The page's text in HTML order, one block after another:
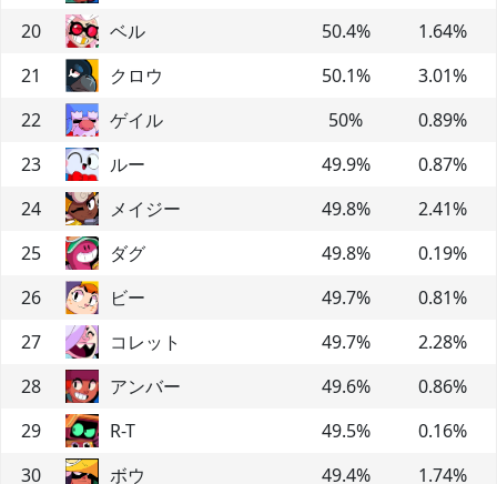
20
ベル 50.4% 1.64%
21
クロウ 50.1% 3.01%
22
ゲイル 50% 0.89%
23
ルー 49.9% 0.87%
24
メイジー 49.8% 2.41%
25
ダグ 49.8% 0.19%
26
ビー 49.7% 0.81%
27
コレット 49.7% 2.28%
28
アンバー 49.6% 0.86%
29
R-T 49.5% 0.16%
30
ボウ 49.4% 1.74%